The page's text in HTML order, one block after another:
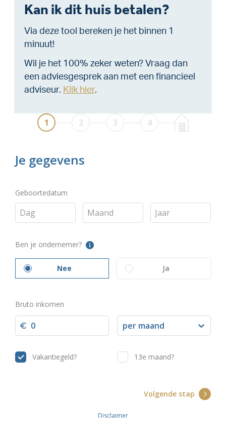
Kan ik dit huis betalen?
Via deze tool bereken je het binnen 1
minuut!
Wil je het 100% zeker weten? Vraag dan
een adviesgesprek aan met een financieel
adviseur. Klik hier.